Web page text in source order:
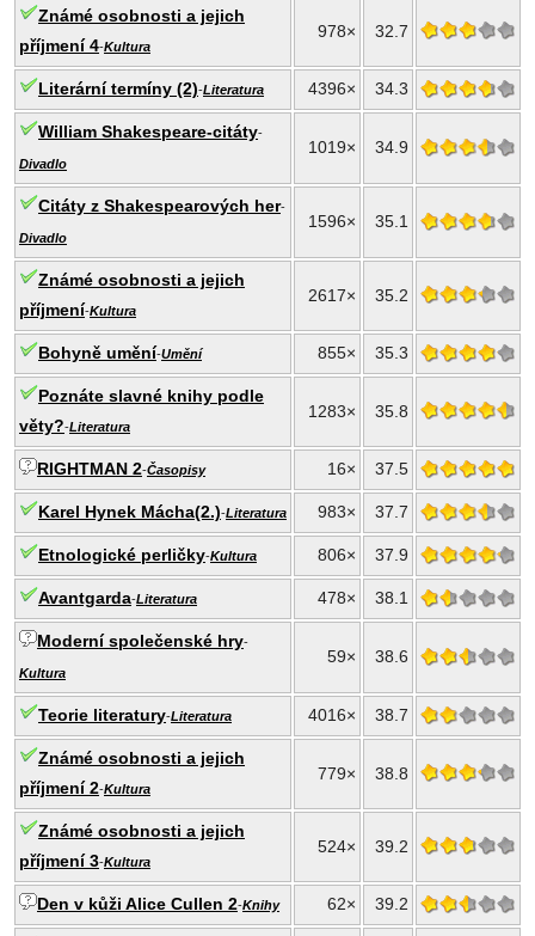
Známé osobnosti a jejich
příjmení 4-Kultura
978× 32.7
Literární termíny (2)-Literatura 4396× 34.3
William Shakespeare-citáty-
Divadlo
1019× 34.9
Citáty z Shakespearových her-
Divadlo
1596× 35.1
Známé osobnosti a jejich
příjmení-Kultura
2617× 35.2
Bohyně umění-Umění 855× 35.3
Poznáte slavné knihy podle
věty?-Literatura
1283× 35.8
RIGHTMAN 2-Časopisy 16× 37.5
Karel Hynek Mácha(2.)-Literatura 983× 37.7
Etnologické perličky-Kultura 806× 37.9
Avantgarda-Literatura 478× 38.1
Moderní společenské hry-
Kultura
59× 38.6
Teorie literatury-Literatura 4016× 38.7
Známé osobnosti a jejich
příjmení 2-Kultura
779× 38.8
Známé osobnosti a jejich
příjmení 3-Kultura
524× 39.2
Den v kůži Alice Cullen 2-Knihy 62× 39.2